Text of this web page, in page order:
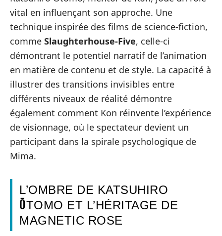
vital en influençant son approche. Une
technique inspirée des films de science-fiction,
comme Slaughterhouse-Five, celle-ci
démontrant le potentiel narratif de l’animation
en matière de contenu et de style. La capacité à
illustrer des transitions invisibles entre
différents niveaux de réalité démontre
également comment Kon réinvente l’expérience
de visionnage, où le spectateur devient un
participant dans la spirale psychologique de
Mima.
L’OMBRE DE KATSUHIRO
ŌTOMO ET L’HÉRITAGE DE
MAGNETIC ROSE